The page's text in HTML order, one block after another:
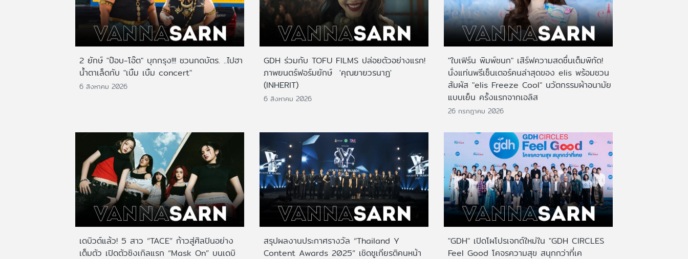
2 ยักษ์ "ป๊อบ-โอ๊ต" บุกกรุง!!! ชวนกดบัตร. ..ไปฮา
น้ำตาเล็ดกับ "เบิ้ม เบิ้ม concert"
6 สิงหาคม 2026
GDH ร่วมกับ TOFU FILMS ปล่อยตัวอย่างแรก!
ภาพยนตร์ฟอร์มยักษ์ 'คุณยายวรนาฏ'
(INHERIT)
6 สิงหาคม 2026
"ใบเฟิร์น พิมพ์ชนก" เสิร์ฟความสดชื่นเต็มพิกัด!
นั่งแท่นพรีเซ็นเตอร์คนล่าสุดของ elis พร้อมชวน
สัมผัส "elis Freeze Cool" นวัตกรรมผ้าอนามัย
แบบเย็น ครั้งแรกจากเอลิส
26 กรกฎาคม 2026
เดบิวต์แล้ว! 5 สาว “TACE” ก้าวสู่ศิลปินอย่าง
เต็มตัว เปิดตัวซิงเกิลแรก “Mask On” บนเดบิ
สรุปผลงานประกาศรางวัล “Thailand Y
Content Awards 2025” เชิดชูเกียรติคนหน้า
"GDH" เปิดโผโปรเจกต์ใหม่ใน "GDH CIRCLES
Feel Good โคจรความสุข สนุกกว่าที่เค